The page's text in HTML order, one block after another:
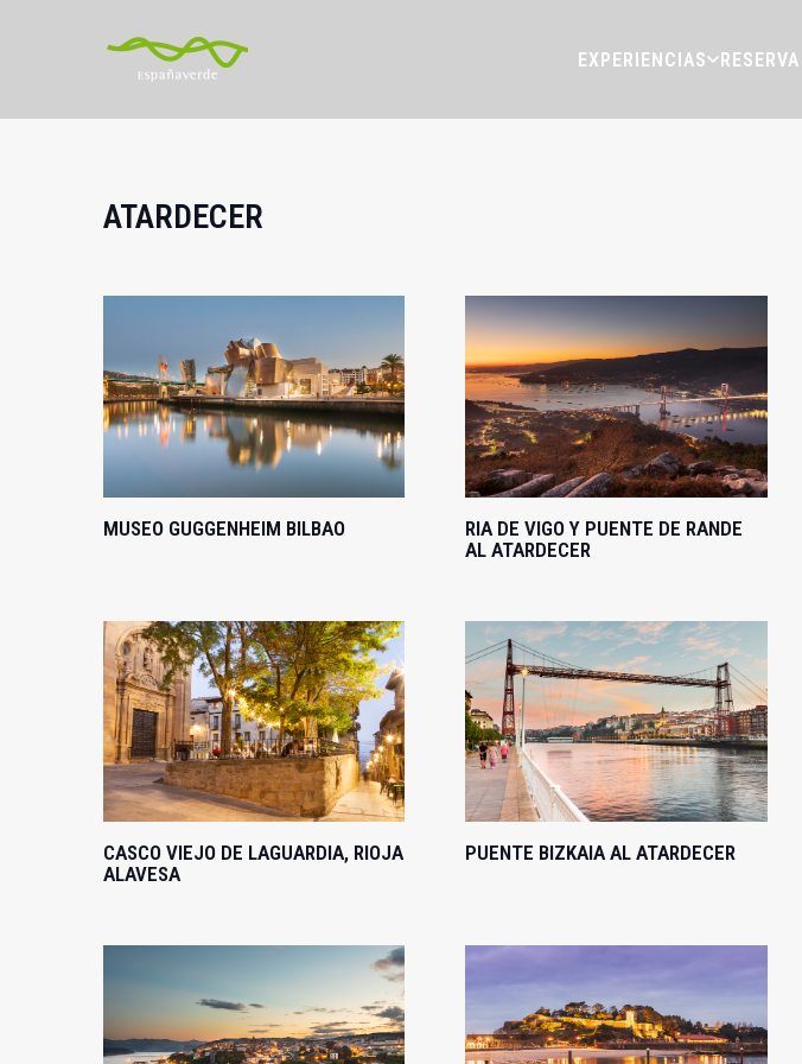
EXPERIENCIAS
ATARDECER
MUSEO GUGGENHEIM BILBAO
RIA DE VIGO Y PUENTE DE RANDE
AL ATARDECER
CASCO VIEJO DE LAGUARDIA, RIOJA
ALAVESA
PUENTE BIZKAIA AL ATARDECER